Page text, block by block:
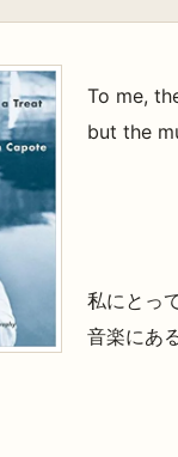
To me,
but the
私にとっ
音楽にあ